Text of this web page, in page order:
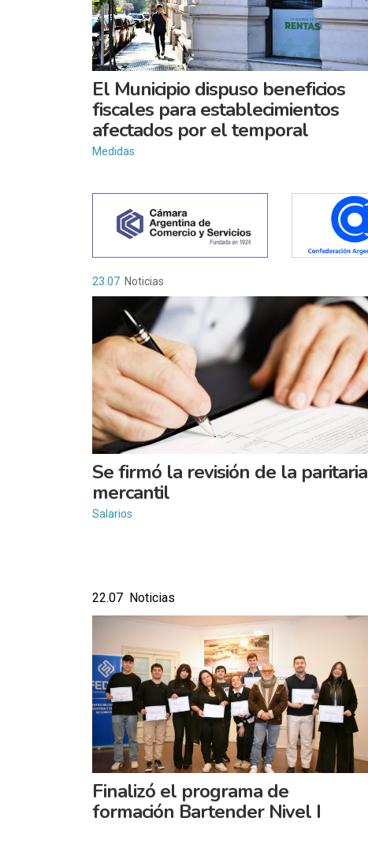
El Municipio dispuso beneficios
fiscales para establecimientos
afectados por el temporal
Medidas
23.07 Noticias
Se firmó la revisión de la paritaria
mercantil
Salarios
22.07 Noticias
Finalizó el programa de
formación Bartender Nivel I